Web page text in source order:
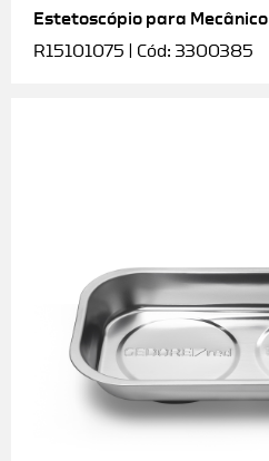
Estetoscópio para Mecânico
R15101075 | Cód: 3300385